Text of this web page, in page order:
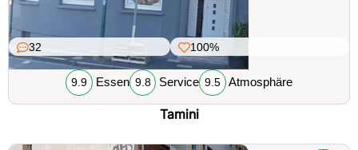
32 100%
9.9 Essen 9.8 Service 9.5 Atmosphäre
Tamini